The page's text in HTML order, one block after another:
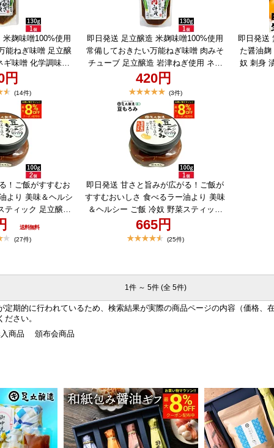
麹味噌100%使用
能ねぎ味噌 足立醸
ギ味噌 化学調味料
ソン限定★最大8％
！ご飯のお供に 手
足立醸造 米麹
県朝来産 岩津ねぎ
料不使用 おかず
のお供 食べる み
おにぎり お試し
ト
円
(14件)
即日発送 足立醸造 米麹味噌100%使用
常備しておきたい万能ねぎ味噌 肉みそ
チューブ 足立醸造 岩津ねぎ使用 ネギ
味噌 化学調味料 保存料不使用＼マラソ
ン限定★最大8％OFFクーポン／旨い！
ご飯のお供に 手作り 岩津ねぎみその肉
みそ 130g 足立醸造 米麹味噌 100%使
用 兵庫県朝来産 岩津ねぎ 化学調味料
保存料不使用 おかずみそ 食べる味噌
ご飯のお供 食べる みそ 肉味噌 万能 薬
味 ネギ味噌 ごはん ギフト
420円
(3件)
即日発送
た醤油
奴 刺身
！ご飯がすすむお
より 美味＆ヘルシ
ティック 足立醸造
豆もろみ 発酵 も
マラソン限定★最
味料 簡単 ギフト
送料無料
(27件)
即日発送 甘さと旨みが広がる！ご飯が
すすむおいしさ 食べるラー油より 美味
＆ヘルシー ご飯 冷奴 野菜スティック
足立醸造 創業130年 木桶醤油 豆もろみ
＼マラソン限定★最大8％OFFクーポン
実 ご飯 冷奴 野菜スティック おにぎり
お返し お祝 ギフト
665円
(25件)
1件 ～ 5件 (全 5件)
期的に行われているため、検索結果が実際の商品ページの内容（価格、
さい。
入商品 頒布会商品